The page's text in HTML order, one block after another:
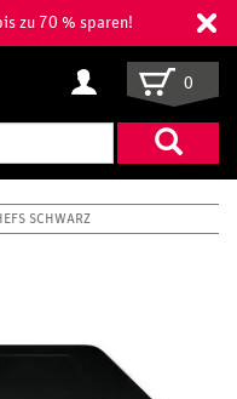
zu 70 % sparen!
Suchbegriff
eingeben
0
SCHWARZ